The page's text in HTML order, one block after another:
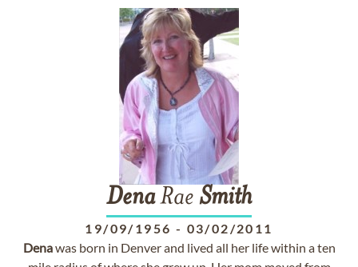
DenaRae Smith
19/09/1956 - 03/02/2011
Denawas born in Denver and lived all her life within a ten